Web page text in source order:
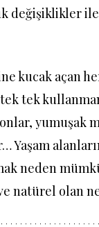
değişiklikler
kucak açan
tek
yumuşak
Yaşam
neden
natürel olan